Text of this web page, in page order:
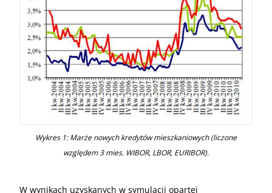
Wykres 1: Marże nowych kredytów mieszkaniowych (liczone
względem 3 mies. WIBOR, LBOR, EURIBOR).
W wynikach uzyskanych w symulacji opartej